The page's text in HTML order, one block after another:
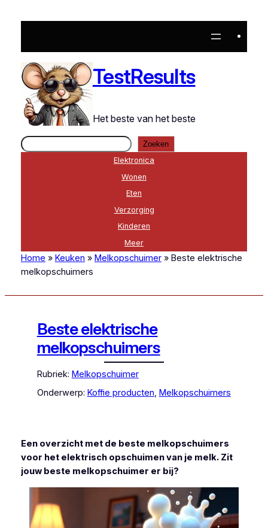
naar
inhoud
TestResults
Het beste van het beste
Zoeken
Zoeken
Elektronica
Wonen
Eten
Verzorging
Kinderen
Meer
Home » Keuken » Melkopschuimer »Beste elektrische
melkopschuimers
Beste elektrische
melkopschuimers
Rubriek: Melkopschuimer
Onderwerp: Koffie producten, Melkopschuimers
Een overzicht met de beste melkopschuimers
voor het elektrisch opschuimen van je melk. Zit
jouw beste melkopschuimer er bij?